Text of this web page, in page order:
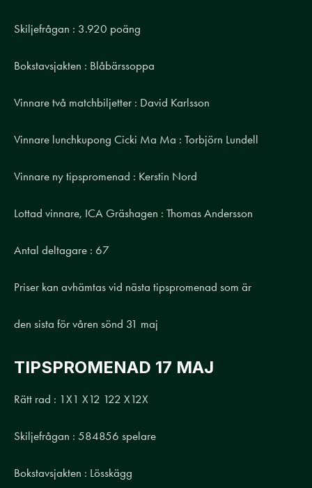
Skiljefrågan : 3.920 poäng
Bokstavsjakten : Blåbärssoppa
Vinnare två matchbiljetter : David Karlsson
Vinnare lunchkupong Cicki Ma Ma : Torbjörn Lundell
Vinnare ny tipspromenad : Kerstin Nord
Lottad vinnare, ICA Gräshagen : Thomas Andersson
Antal deltagare : 67
Priser kan avhämtas vid nästa tipspromenad som är
den sista för våren sönd 31 maj
TIPSPROMENAD 17 MAJ
Rätt rad : 1X1 X12 122 X12X
Skiljefrågan : 584856 spelare
Bokstavsjakten : Lösskägg